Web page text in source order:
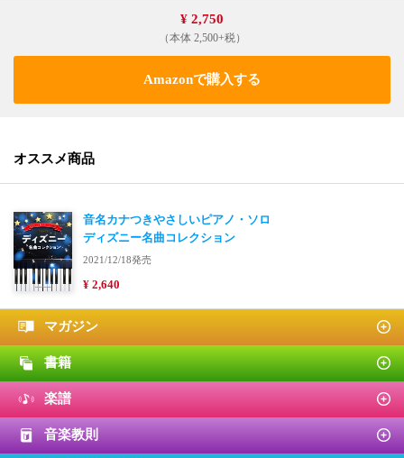
¥ 2,750
（本体 2,500+税）
Amazonで購入する
オススメ商品
音名カナつきやさしいピアノ・ソロ
ディズニー名曲コレクション
2021/12/18発売
¥ 2,640
マガジン
書籍
楽譜
音楽教則